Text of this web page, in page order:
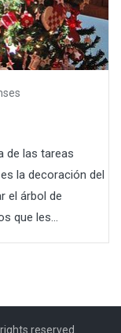
de las tareas
la decoración del
el árbol de
que les...
rights reserved.